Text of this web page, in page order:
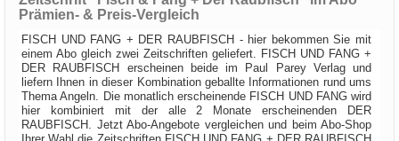
Prämien- & Preis-Vergleich
FISCH UND FANG + DER RAUBFISCH - hier bekommen Sie mit
einem Abo gleich zwei Zeitschriften geliefert. FISCH UND FANG +
DER RAUBFISCH erscheinen beide im Paul Parey Verlag und
liefern Ihnen in dieser Kombination geballte Informationen rund ums
Thema Angeln. Die monatlich erscheinende FISCH UND FANG wird
hier kombiniert mit der alle 2 Monate erscheinenden DER
RAUBFISCH. Jetzt Abo-Angebote vergleichen und beim Abo-Shop